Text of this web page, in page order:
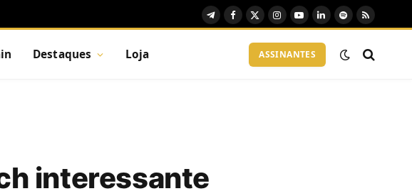
TelegramFacebook
X
Instagram
YouTubeLinkedIn
Spotify
RSS
Destaques Loja ASSINANTES
interessante